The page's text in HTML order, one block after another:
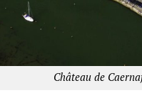
Château de